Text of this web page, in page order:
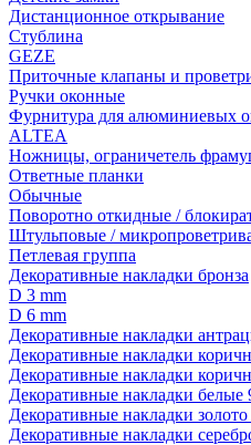
Дистанционное открывание
Стублина
GEZE
Приточные клапаны и
Ручки оконные
Фурнитура для алюминиевых
ALTEA
Ножницы, ограничетель
Ответные планки
Обычные
Поворотно откидные /
Штульповые /
Петлевая группа
Декоративные накладки бронза
D 3 mm
D 6 mm
Декоративные накладки
Декоративные накладки
Декоративные накладки
Декоративные накладки белые
Декоративные накладки
Декоративные накладки